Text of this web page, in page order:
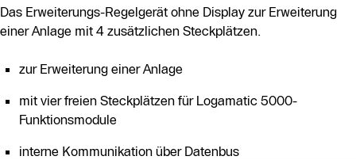
Das Erweiterungs-Regelgerät ohne Display zur Erweiterung
einer Anlage mit 4 zusätzlichen Steckplätzen.
zur Erweiterung einer Anlage
mit vier freien Steckplätzen für Logamatic 5000-
Funktionsmodule
interne Kommunikation über Datenbus